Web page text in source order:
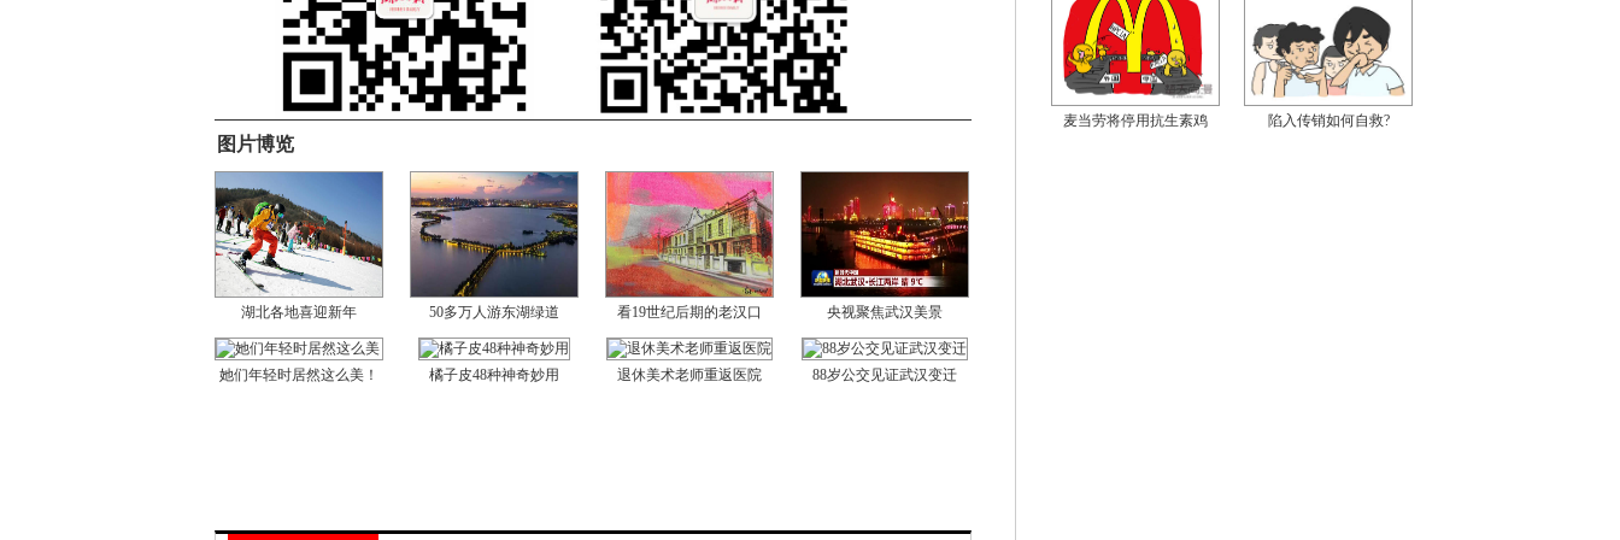
图片博览
湖北各地喜迎新年 50多万人游东湖绿道 看19世纪后期的老汉口 央视聚焦武汉美景
她们年轻时居然这么美！ 橘子皮48种神奇妙用 退休美术老师重返医院 88岁公交见证武汉变迁
麦当劳将停用抗生素鸡 陷入传销如何自救?